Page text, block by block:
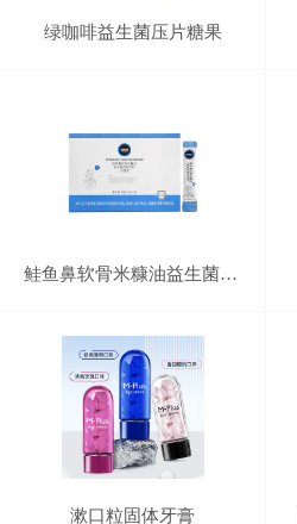
绿咖啡益生菌压片糖果
鲑鱼鼻软骨米糠油益生菌固体饮料
漱口粒固体牙膏